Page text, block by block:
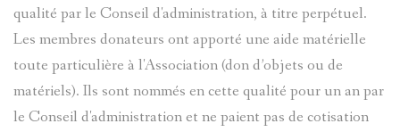
qualité par le Conseil d'administration, à titre perpétuel.
Les membres donateurs ont apporté une aide matérielle
toute particulière à l'Association (don d’objets ou de
matériels). Ils sont nommés en cette qualité pour un an par
le Conseil d'administration et ne paient pas de cotisation